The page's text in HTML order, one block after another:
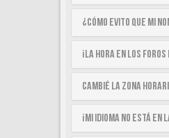
¿Cómo evito que mi
¡La hora en los
Cambié la zona
¡Mi idioma no está